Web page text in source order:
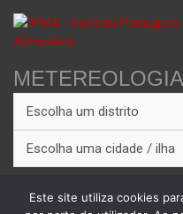
METEREOLOGIA
Este site utiliza cookies